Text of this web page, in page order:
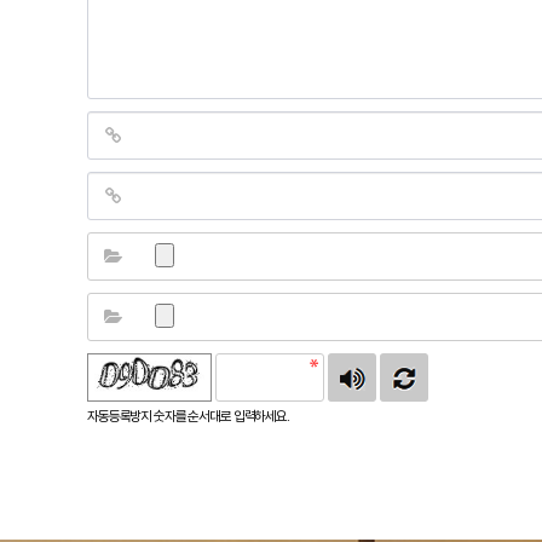
자동등록방지 숫자를 순서대로 입력하세요.